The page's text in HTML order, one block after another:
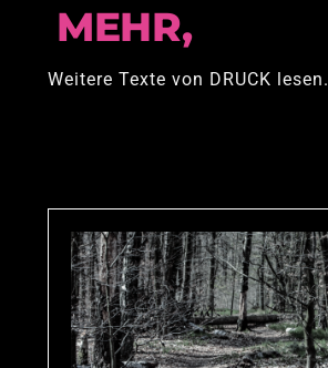
MEHR,
Weitere Texte von DRUCK lesen.